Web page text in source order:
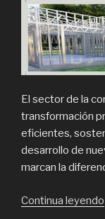
El sector de la
transformación
eficientes,
desarrollo de
marcan la
Continua leyendo